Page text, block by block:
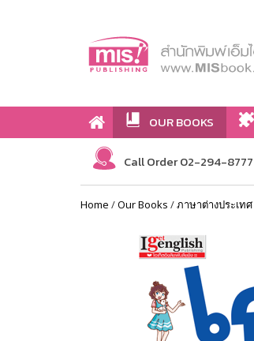
OUR BOOKS
Call Order 02-294-8777
Home /Our Books /ภาษาต่างประเทศ